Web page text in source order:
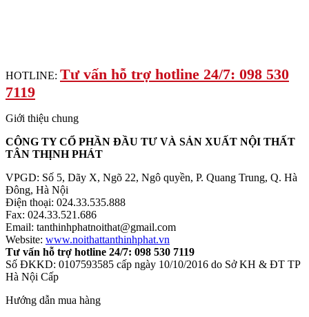
HOTLINE: Tư vấn hỗ trợ hotline 24/7: 098 530
7119
Giới thiệu chung
CÔNG TY CỔ PHẦN ĐẦU TƯ VÀ SẢN XUẤT NỘI THẤT
TÂN THỊNH PHÁT
VPGD: Số 5, Dãy X, Ngõ 22, Ngô quyền, P. Quang Trung, Q. Hà
Đông, Hà Nội
Điện thoại: 024.33.535.888
Fax: 024.33.521.686
Email: tanthinhphatnoithat@gmail.com
Website: www.noithattanthinhphat.vn
Tư vấn hỗ trợ hotline 24/7: 098 530 7119
Số ĐKKD: 0107593585 cấp ngày 10/10/2016 do Sở KH & ĐT TP
Hà Nội Cấp
Hướng dẫn mua hàng